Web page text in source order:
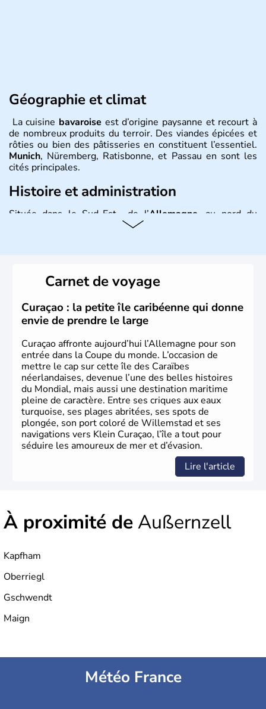
Géographie et climat
La cuisine bavaroise est d’origine paysanne et recourt à
de nombreux produits du terroir. Des viandes épicées et
rôties ou bien des pâtisseries en constituent l’essentiel.
Munich, Nüremberg, Ratisbonne, et Passau en sont les
cités principales.
Histoire et administration
Située dans le Sud-Est de l’Allemagne , au nord du
fait partie des seize
conservateur.Carnet de voyage
Curaçao : la petite île caribéenne qui donne
envie de prendre le large
Curaçao affronte aujourd’hui l’Allemagne pour son
entrée dans la Coupe du monde. L’occasion de
mettre le cap sur cette île des Caraïbes
néerlandaises, devenue l’une des belles histoires
du Mondial, mais aussi une destination maritime
pleine de caractère. Entre ses criques aux eaux
turquoise, ses plages abritées, ses spots de
plongée, son port coloré de Willemstad et ses
navigations vers Klein Curaçao, l’île a tout pour
séduire les amoureux de mer et d’évasion.
Lire l'article
À proximité deAußernzell
Kapfham
Oberriegl
Gschwendt
Maign
Météo France